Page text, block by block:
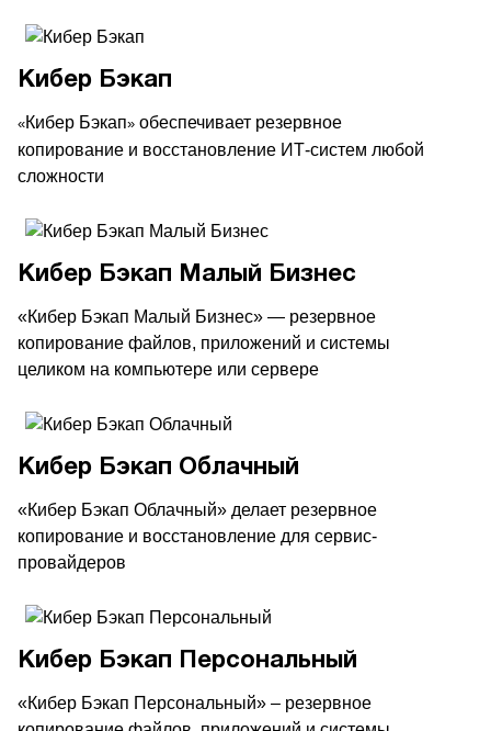
Кибер Бэкап
«Кибер Бэкап» обеспечивает резервное
копирование и восстановление ИТ-систем любой
сложности
Кибер Бэкап Малый Бизнес
«Кибер Бэкап Малый Бизнес» — резервное
копирование файлов, приложений и системы
целиком на компьютере или сервере
Кибер Бэкап Облачный
«Кибер Бэкап Облачный» делает резервное
копирование и восстановление для сервис-
провайдеров
Кибер Бэкап Персональный
«Кибер Бэкап Персональный» – резервное